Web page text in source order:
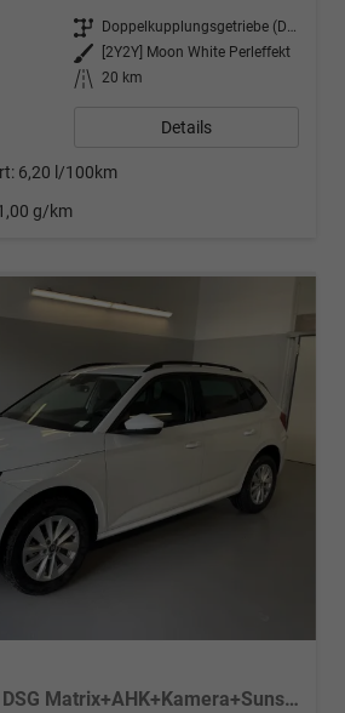
Getriebe
Doppelkupplungsgetriebe (DSG)
Außenfarbe
[2Y2Y] Moon White Perleffekt
Kilometerstand 20 km
Details
6,20 l/100km
g/km
Selection 1.0 TSI DSG Matrix+AHK+Kamera+Sunset+PDCvohi+Kessy+Sitzheizung+GV4